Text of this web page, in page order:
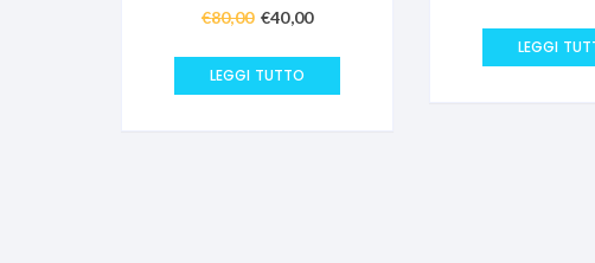
€80,00 Il
originale
€40,00Il
LEGGI TUTTO
LEGGI